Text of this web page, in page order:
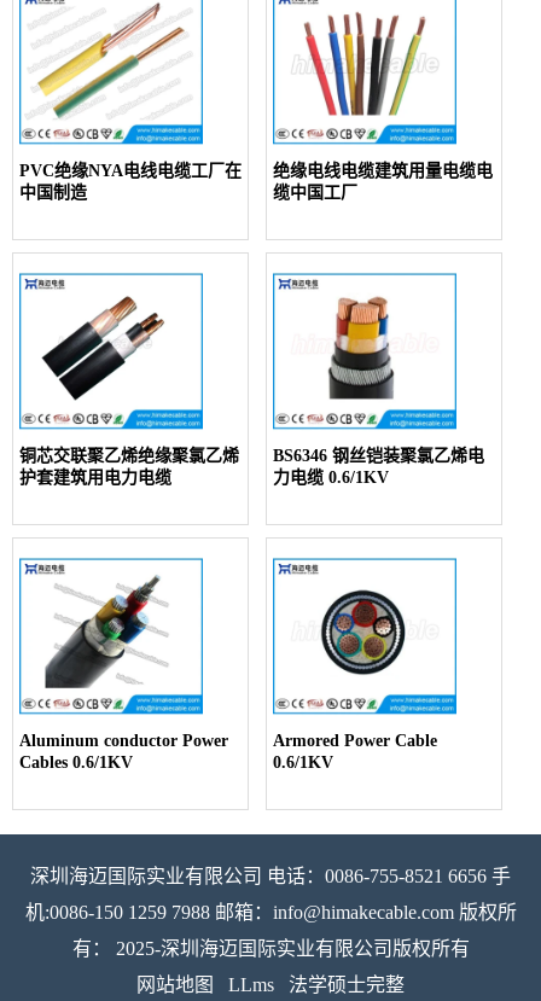
PVC绝缘NYA电线电缆工厂在
中国制造
绝缘电线电缆建筑用量电缆电
缆中国工厂
铜芯交联聚乙烯绝缘聚氯乙烯
护套建筑用电力电缆
BS6346 钢丝铠装聚氯乙烯电
力电缆 0.6/1KV
Aluminum conductor Power
Cables 0.6/1KV
Armored Power Cable
0.6/1KV
深圳海迈国际实业有限公司 电话：0086-755-8521 6656 手
机:0086-150 1259 7988 邮箱：info@himakecable.com 版权所
有： 2025-深圳海迈国际实业有限公司版权所有
网站地图
LLms 法学硕士完整